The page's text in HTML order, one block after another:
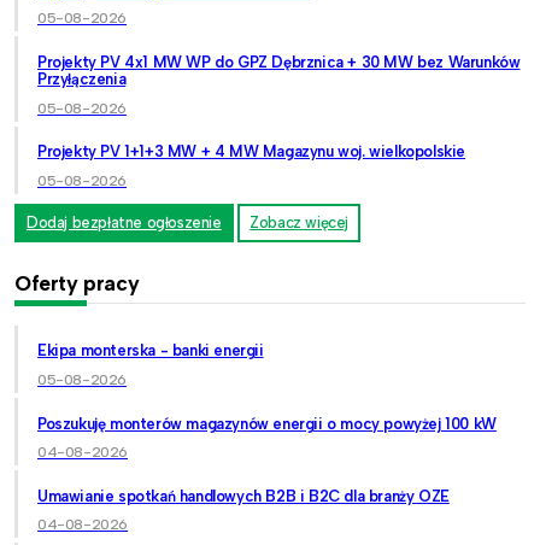
05-08-2026
Projekty PV 4x1 MW WP do GPZ Dębrznica + 30 MW bez Warunków
Przyłączenia
05-08-2026
Projekty PV 1+1+3 MW + 4 MW Magazynu woj. wielkopolskie
05-08-2026
Dodaj bezpłatne ogłoszenie Zobacz więcej
Oferty pracy
Ekipa monterska - banki energii
05-08-2026
Poszukuję monterów magazynów energii o mocy powyżej 100 kW
04-08-2026
Umawianie spotkań handlowych B2B i B2C dla branży OZE
04-08-2026